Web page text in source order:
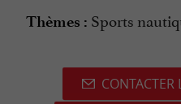
Thèmes : Sports
CONTACTER